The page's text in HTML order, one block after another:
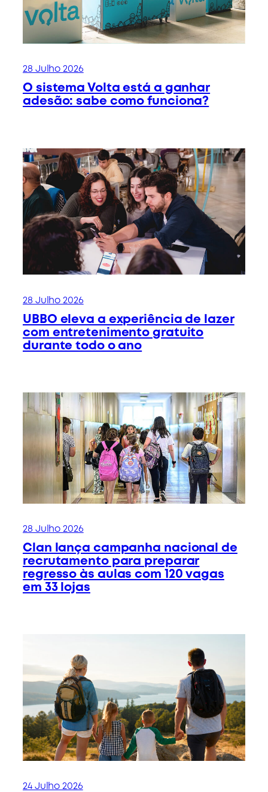
28 Julho 2026
O sistema Volta está a ganhar
adesão: sabe como funciona?
28 Julho 2026
UBBO eleva a experiência de lazer
com entretenimento gratuito
durante todo o ano
28 Julho 2026
Clan lança campanha nacional de
recrutamento para preparar
regresso às aulas com 120 vagas
em 33 lojas
24 Julho 2026